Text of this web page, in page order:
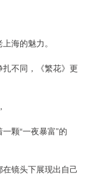
海的魅力。
不同，《繁花》更
颗“一夜暴富”的
镜头下展现出自己